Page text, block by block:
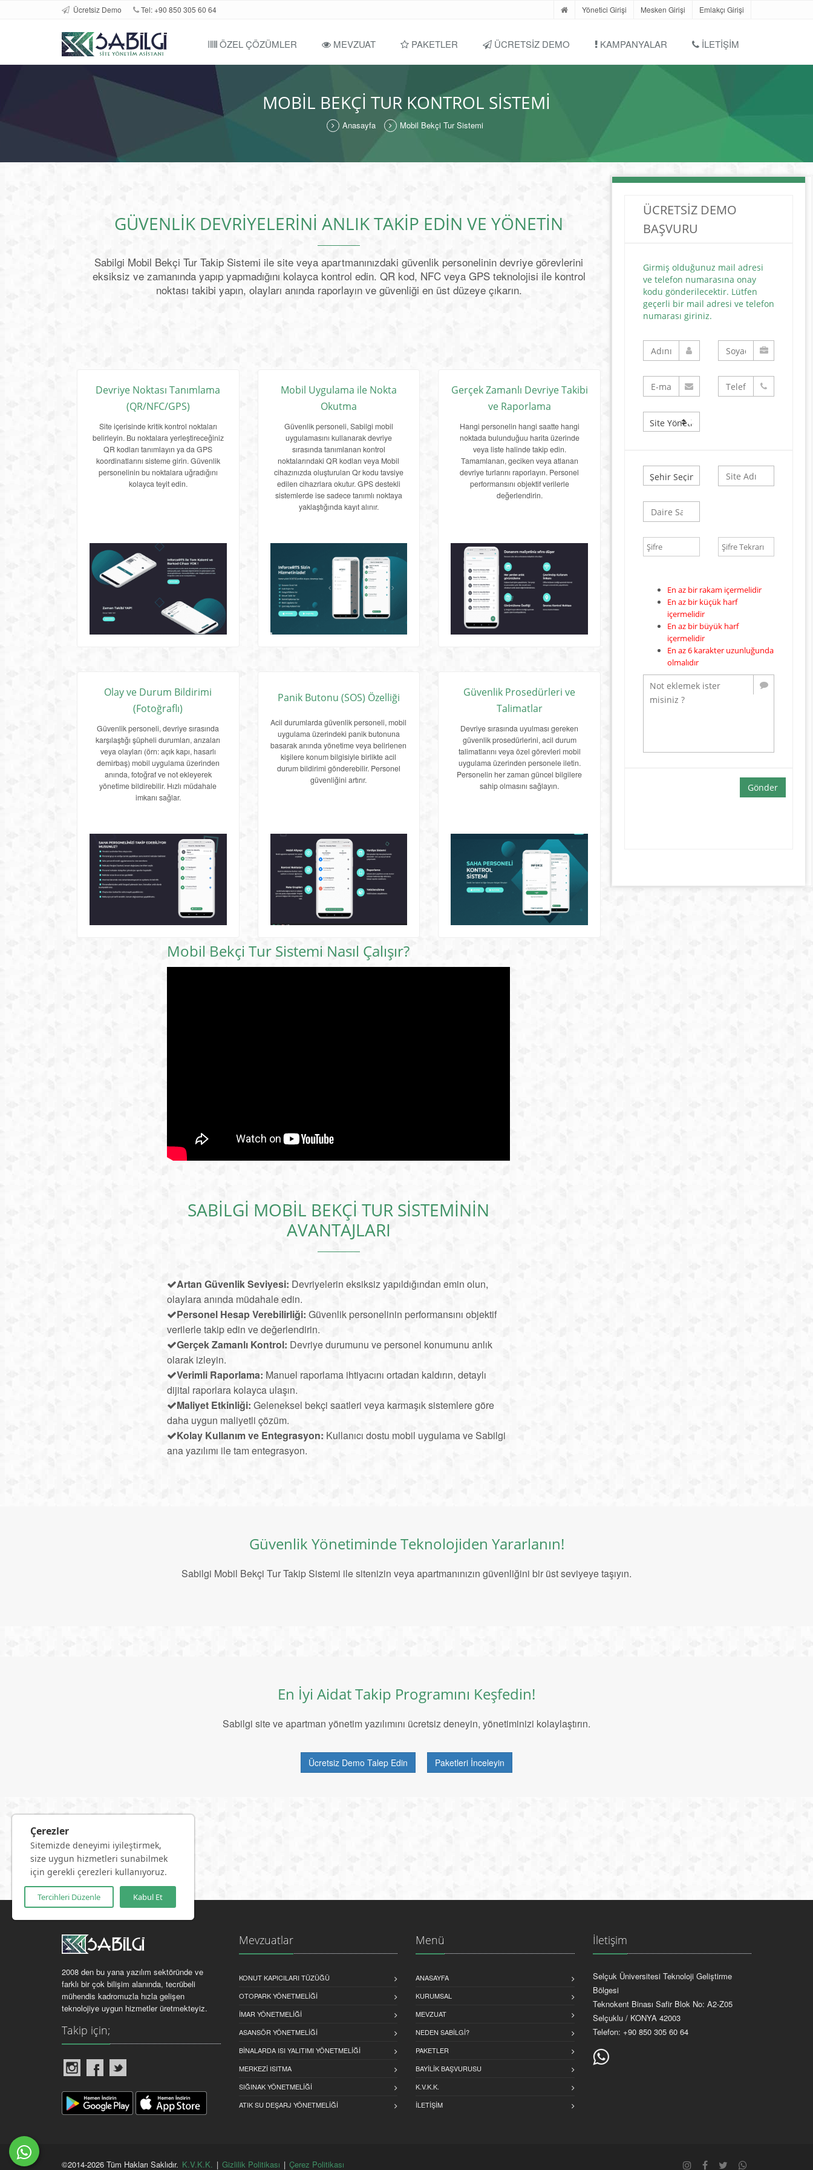
Ücretsiz Demo Tel: +90 850 305 60 64 Yönetici Girişi Mesken Girişi Emlakçı Girişi
ÖZEL ÇÖZÜMLER MEVZUAT PAKETLER ÜCRETSIZ DEMO KAMPANYALAR İLETIŞIM
MOBIL BEKÇI TUR KONTROL SISTEMI
Anasayfa Mobil Bekçi Tur Sistemi
GÜVENLIK DEVRIYELERINI ANLIK TAKIP EDIN VE YÖNETIN
Sabilgi Mobil Bekçi Tur Takip Sistemi ile site veya apartmanınızdaki güvenlik personelinin devriye görevlerini
eksiksiz ve zamanında yapıp yapmadığını kolayca kontrol edin. QR kod, NFC veya GPS teknolojisi ile kontrol
noktası takibi yapın, olayları anında raporlayın ve güvenliği en üst düzeye çıkarın.
Devriye Noktası Tanımlama
(QR/NFC/GPS)
Site içerisinde kritik kontrol noktaları
belirleyin. Bu noktalara yerleştireceğiniz
QR kodları tanımlayın ya da GPS
koordinatlarını sisteme girin. Güvenlik
personelinin bu noktalara uğradığını
kolayca teyit edin.
Mobil Uygulama ile Nokta
Okutma
Güvenlik personeli, Sabilgi mobil
uygulamasını kullanarak devriye
sırasında tanımlanan kontrol
noktalarındaki QR kodları veya Mobil
cihazınızda oluşturulan Qr kodu tavsiye
edilen cihazrlara okutur. GPS destekli
sistemlerde ise sadece tanımlı noktaya
yaklaştığında kayıt alınır.
Gerçek Zamanlı Devriye Takibi
ve Raporlama
Hangi personelin hangi saatte hangi
noktada bulunduğuu harita üzerinde
veya liste halinde takip edin.
Tamamlanan, geciken veya atlanan
devriye turlarını raporlayın. Personel
performansını objektif verilerle
değerlendirin.
Olay ve Durum Bildirimi
(Fotoğraflı)
Güvenlik personeli, devriye sırasında
karşılaştığı şüpheli durumları, arızaları
veya olayları (örn: açık kapı, hasarlı
demirbaş) mobil uygulama üzerinden
anında, fotoğraf ve not ekleyerek
yönetime bildirebilir. Hızlı müdahale
imkanı sağlar.
Panik Butonu (SOS) Özelliği
Acil durumlarda güvenlik personeli, mobil
uygulama üzerindeki panik butonuna
basarak anında yönetime veya belirlenen
kişilere konum bilgisiyle birlikte acil
durum bildirimi gönderebilir. Personel
güvenliğini artırır.
Güvenlik Prosedürleri ve
Talimatlar
Devriye sırasında uyulması gereken
güvenlik prosedürlerini, acil durum
talimatlarını veya özel görevleri mobil
uygulama üzerinden personele iletin.
Personelin her zaman güncel bilgilere
sahip olmasını sağlayın.
Mobil Bekçi Tur Sistemi Nasıl Çalışır?
SABILGI MOBIL BEKÇI TUR SISTEMININ
AVANTAJLARI
Artan Güvenlik Seviyesi: Devriyelerin eksiksiz yapıldığından emin olun,
olaylara anında müdahale edin.
Personel Hesap Verebilirliği: Güvenlik personelinin performansını objektif
verilerle takip edin ve değerlendirin.
Gerçek Zamanlı Kontrol: Devriye durumunu ve personel konumunu anlık
olarak izleyin.
Verimli Raporlama: Manuel raporlama ihtiyacını ortadan kaldırın, detaylı
dijital raporlara kolayca ulaşın.
Maliyet Etkinliği: Geleneksel bekçi saatleri veya karmaşık sistemlere göre
daha uygun maliyetli çözüm.
Kolay Kullanım ve Entegrasyon: Kullanıcı dostu mobil uygulama ve Sabilgi
ana yazılımı ile tam entegrasyon.
ÜCRETSİZ DEMO
BAŞVURU
Girmiş olduğunuz mail adresi
ve telefon numarasına onay
kodu gönderilecektir. Lütfen
geçerli bir mail adresi ve telefon
numarası giriniz.
En az bir rakam içermelidir
En az bir küçük harf
içermelidir
En az bir büyük harf
içermelidir
En az 6 karakter uzunluğunda
olmalıdır
Güvenlik Yönetiminde Teknolojiden Yararlanın!
Sabilgi Mobil Bekçi Tur Takip Sistemi ile sitenizin veya apartmanınızın güvenliğini bir üst seviyeye taşıyın.
En İyi Aidat Takip Programını Keşfedin!
Sabilgi site ve apartman yönetim yazılımını ücretsiz deneyin, yönetiminizi kolaylaştırın.
Ücretsiz Demo Talep Edin Paketleri İnceleyin
2008 den bu yana yazılım sektöründe ve
farklı bir çok bilişim alanında, tecrübeli
mühendis kadromuzla hızla gelişen
teknolojiye uygun hizmetler üretmekteyiz.
Takip için;
Mevzuatlar
KONUT KAPICILARI TÜZÜĞÜ
OTOPARK YÖNETMELIĞI
İMAR YÖNETMELIĞI
ASANSÖR YÖNETMELIĞI
BINALARDA ISI YALITIMI YÖNETMELIĞI
MERKEZI ISITMA
SIĞINAK YÖNETMELIĞI
ATIK SU DEŞARJ YÖNETMELIĞI
Menü
ANASAYFA
KURUMSAL
MEVZUAT
NEDEN SABİLGİ?
PAKETLER
BAYILIK BAŞVURUSU
K.V.K.K.
İLETIŞIM
İletişim
Selçuk Üniversitesi Teknoloji Geliştirme
Bölgesi
Teknokent Binası Safir Blok No: A2-Z05
Selçuklu / KONYA 42003
Telefon: +90 850 305 60 64
©2014-2026 Tüm Hakları Saklıdır. K.V.K.K. | Gizlilik Politikası | Çerez Politikası
Çerezler
Sitemizde deneyimi iyileştirmek,
size uygun hizmetleri sunabilmek
için gerekli çerezleri kullanıyoruz.
Tercihleri Düzenle Kabul Et
Çerezler
Sitemizde deneyimi iyileştirmek,
size uygun hizmetleri sunabilmek
için gerekli çerezleri kullanıyoruz.
Tercihleri Düzenle Kabul Et